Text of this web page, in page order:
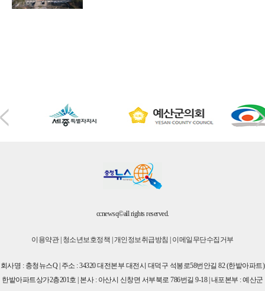
ccnewsq©all rights reserved.
이용약관| 청소년보호정책 | 개인정보취급방침 | 이메일무단수집거부
회사명 : 충청뉴스Q | 주소 : 34320 대전본부 대전시 대덕구 석봉로58번안길 82 (한밭아파트)
한밭아파트상가2층201호 | 본사 : 아산시 신창면 서부북로 786번길 9-18 | 내포본부 : 예산군